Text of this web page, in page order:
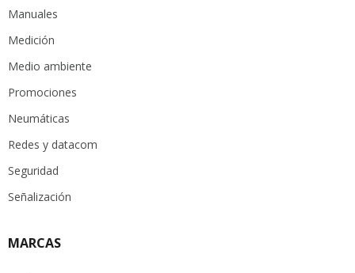
Manuales
Medición
Medio ambiente
Promociones
Neumáticas
Redes y datacom
Seguridad
Señalización
MARCAS